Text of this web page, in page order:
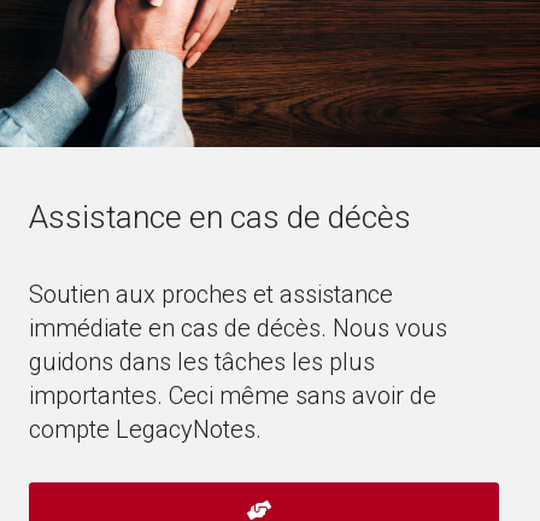
Assistance en cas de décès
Soutien aux proches et assistance
immédiate en cas de décès. Nous vous
guidons dans les tâches les plus
importantes. Ceci même sans avoir de
compte LegacyNotes.